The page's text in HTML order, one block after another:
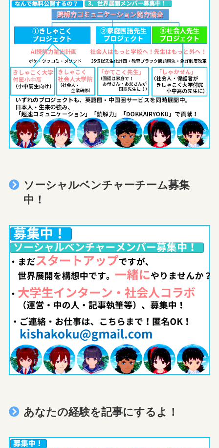
ソーシャルベンチャーチーム募集
中！
あなたの経験を記事にするよ！